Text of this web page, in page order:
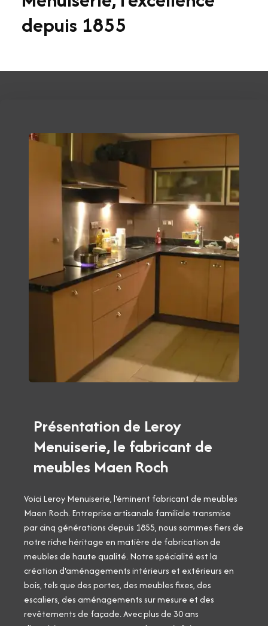
depuis 1855
Présentation de Leroy
Menuiserie, le fabricant de
meubles Maen Roch
Voici Leroy Menuiserie, l'éminent fabricant de meubles
Maen Roch. Entreprise artisanale familiale transmise
par cinq générations depuis 1855, nous sommes fiers de
notre riche héritage en matière de fabrication de
meubles de haute qualité. Notre spécialité est la
création d'aménagements intérieurs et extérieurs en
bois, tels que des portes, des meubles fixes, des
escaliers, des aménagements sur mesure et des
revêtements de façade. Avec plus de 30 ans